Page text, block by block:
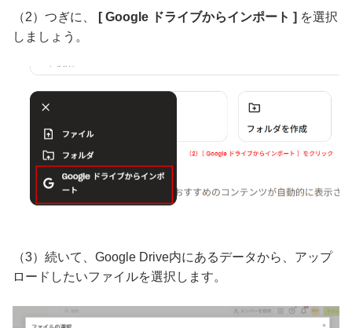
（2）つぎに、 [ Google ドライブからインポート ] を選択
しましょう。
（3）続いて、Google Drive内にあるデータから、アップ
ロードしたいファイルを選択します。